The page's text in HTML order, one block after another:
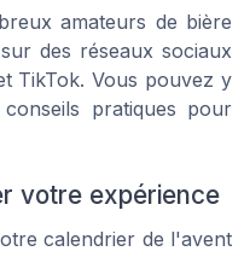
amateurs de bière
des réseaux sociaux
TikTok. Vous pouvez y
pratiques pour
votre expérience
calendrier de l'avent